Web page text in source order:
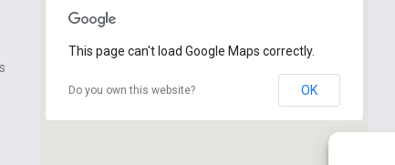
This page can't load Google Maps correctly.
Do you own this website? OK